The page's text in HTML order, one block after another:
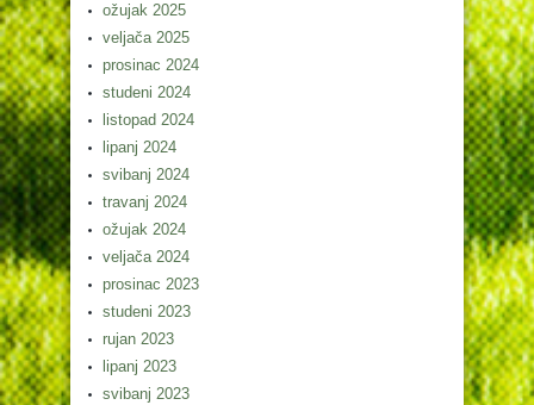
ožujak 2025
veljača 2025
prosinac 2024
studeni 2024
listopad 2024
lipanj 2024
svibanj 2024
travanj 2024
ožujak 2024
veljača 2024
prosinac 2023
studeni 2023
rujan 2023
lipanj 2023
svibanj 2023